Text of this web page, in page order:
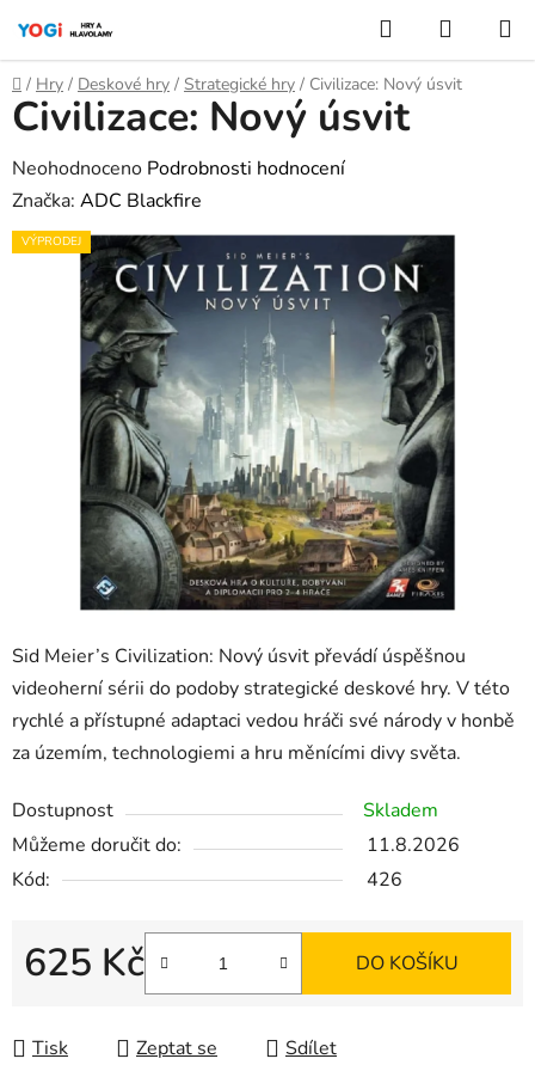
obsah
Hledat
KOŠÍK
Domů
/ Hry / Deskové hry / Strategické hry / Civilizace: Nový úsvit
Sid Meier’s Civilization: Nový úsvit převádí úspěšnou
videoherní sérii do podoby strategické deskové hry. V této
rychlé a přístupné adaptaci vedou hráči své národy v honbě
za územím, technologiemi a hru měnícími divy světa.
Dostupnost
Skladem
Můžeme doručit do:
11.8.2026
Kód:
426
625 Kč DO KOŠÍKU
Tisk Zeptat se Sdílet
Civilizace: Nový úsvit
Průměrné
hodnocení
produktu
hvězdiček.
Neohodnoceno Podrobnosti hodnocení
Značka: ADC Blackfire
VÝPRODEJ